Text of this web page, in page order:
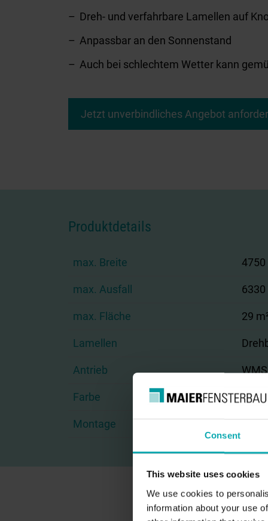
Consent
This website uses cookies
We use cookies to
information about your use
Dreh- und verfahrbare Lamellen auf
Anpassbar an den Sonnenstand
Auch bei schlechtem Wetter kann
Jetzt unverbindliches Angebot
Produktdetails
max. Breite
max. Ausfall
max. Fläche 29
Lamellen
Antrieb
Farbe
Montage